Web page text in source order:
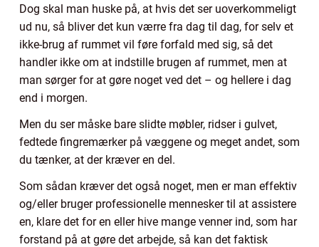
Dog skal man huske på, at hvis det ser uoverkommeligt
ud nu, så bliver det kun værre fra dag til dag, for selv et
ikke-brug af rummet vil føre forfald med sig, så det
handler ikke om at indstille brugen af rummet, men at
man sørger for at gøre noget ved det – og hellere i dag
end i morgen.
Men du ser måske bare slidte møbler, ridser i gulvet,
fedtede fingremærker på væggene og meget andet, som
du tænker, at der kræver en del.
Som sådan kræver det også noget, men er man effektiv
og/eller bruger professionelle mennesker til at assistere
en, klare det for en eller hive mange venner ind, som har
forstand på at gøre det arbejde, så kan det faktisk